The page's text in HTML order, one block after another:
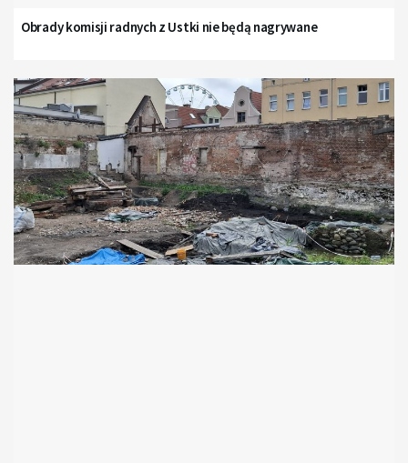
Obrady komisji radnych z Ustki nie będą nagrywane